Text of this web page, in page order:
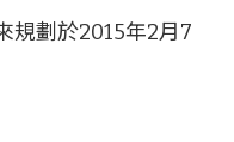
規劃於2015年2月7